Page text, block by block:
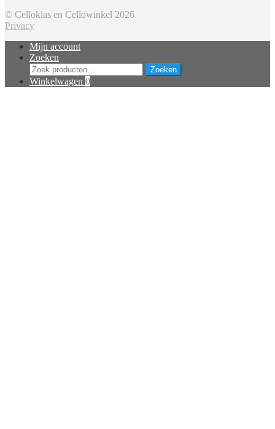
© Celloklas en Cellowinkel 2026
Privacy
Mijn account
Zoeken
Zoeken
naar:
Zoeken
Winkelwagen 0